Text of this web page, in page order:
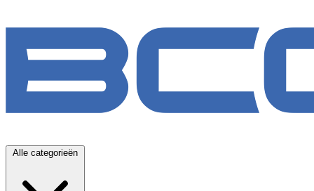
Alle categorieën